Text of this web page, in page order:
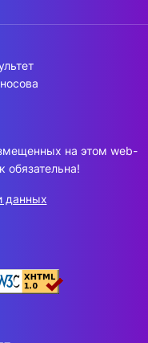
на этом web-
обязательна!
данных